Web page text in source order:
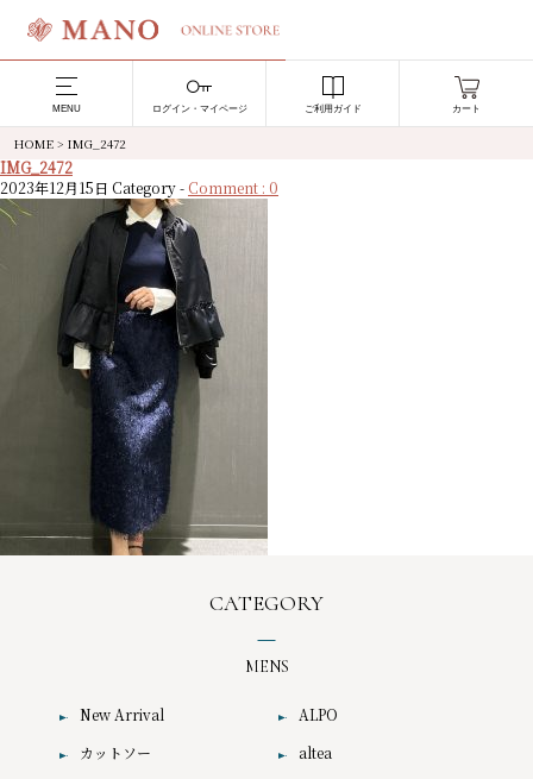
MENU ログイン・マイページ ご利用ガイド カート
HOME > IMG_2472
IMG_2472
2023年12月15日 Category - Comment : 0
CATEGORY
MENS
New Arrival
カットソー
ALPO
altea